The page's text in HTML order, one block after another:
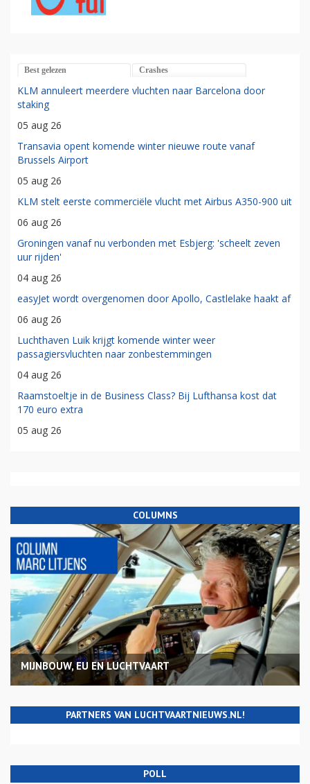
Best gelezen Crashes
KLM annuleert meerdere vluchten naar Barcelona door
staking
05 aug 26
Transavia opent komende winter nieuwe route vanaf
Brussels Airport
05 aug 26
KLM stelt eerste commerciële vlucht met Airbus A350-900 uit
06 aug 26
Groningen vanaf nu verbonden met Esbjerg: 'scheelt zeven
uur rijden'
04 aug 26
easyJet wordt overgenomen door Apollo, Castlelake haakt af
06 aug 26
Luchthaven Luik krijgt komende winter weer
passagiersvluchten naar zonbestemmingen
04 aug 26
Raamstoeltje in de Business Class? Bij Lufthansa kost dat
170 euro extra
05 aug 26
COLUMNS
MIJNBOUW, EU EN LUCHTVAART
PARTNERS VAN LUCHTVAARTNIEUWS.NL!
POLL